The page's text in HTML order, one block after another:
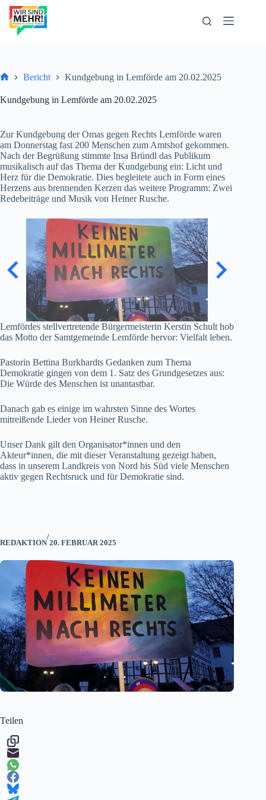
Zum
Inhalt
springen
Bericht Kundgebung in Lemförde am 20.02.2025
Kundgebung in Lemförde am 20.02.2025
Zur Kundgebung der Omas gegen Rechts Lemförde waren
am Donnerstag fast 200 Menschen zum Amtshof gekommen.
Nach der Begrüßung stimmte Insa Bründl das Publikum
musikalisch auf das Thema der Kundgebung ein: Licht und
Herz für die Demokratie. Dies begleitete auch in Form eines
Herzens aus brennenden Kerzen das weitere Programm: Zwei
Redebeiträge und Musik von Heiner Rusche.
Lemfördes stellvertretende Bürgermeisterin Kerstin Schult hob
das Motto der Samtgemeinde Lemförde hervor: Vielfalt leben.
Pastorin Bettina Burkhardts Gedanken zum Thema
Demokratie gingen von dem 1. Satz des Grundgesetzes aus:
Die Würde des Menschen ist unantastbar.
Danach gab es einige im wahrsten Sinne des Wortes
mitreißende Lieder von Heiner Rusche.
Unser Dank gilt den Organisator*innen und den
Akteur*innen, die mit dieser Veranstaltung gezeigt haben,
dass in unserem Landkreis von Nord bis Süd viele Menschen
aktiv gegen Rechtsruck und für Demokratie sind.
REDAKTION
/
20. FEBRUAR 2025
Teilen